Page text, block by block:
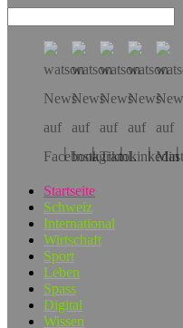
Startseite
Schweiz
International
Wirtschaft
Sport
Leben
Spass
Digital
Wissen